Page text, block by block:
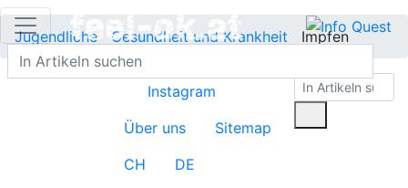
Jugendliche Gesundheit und Krankheit Impfen
Instagram
Über uns
Sitemap
CH
DE